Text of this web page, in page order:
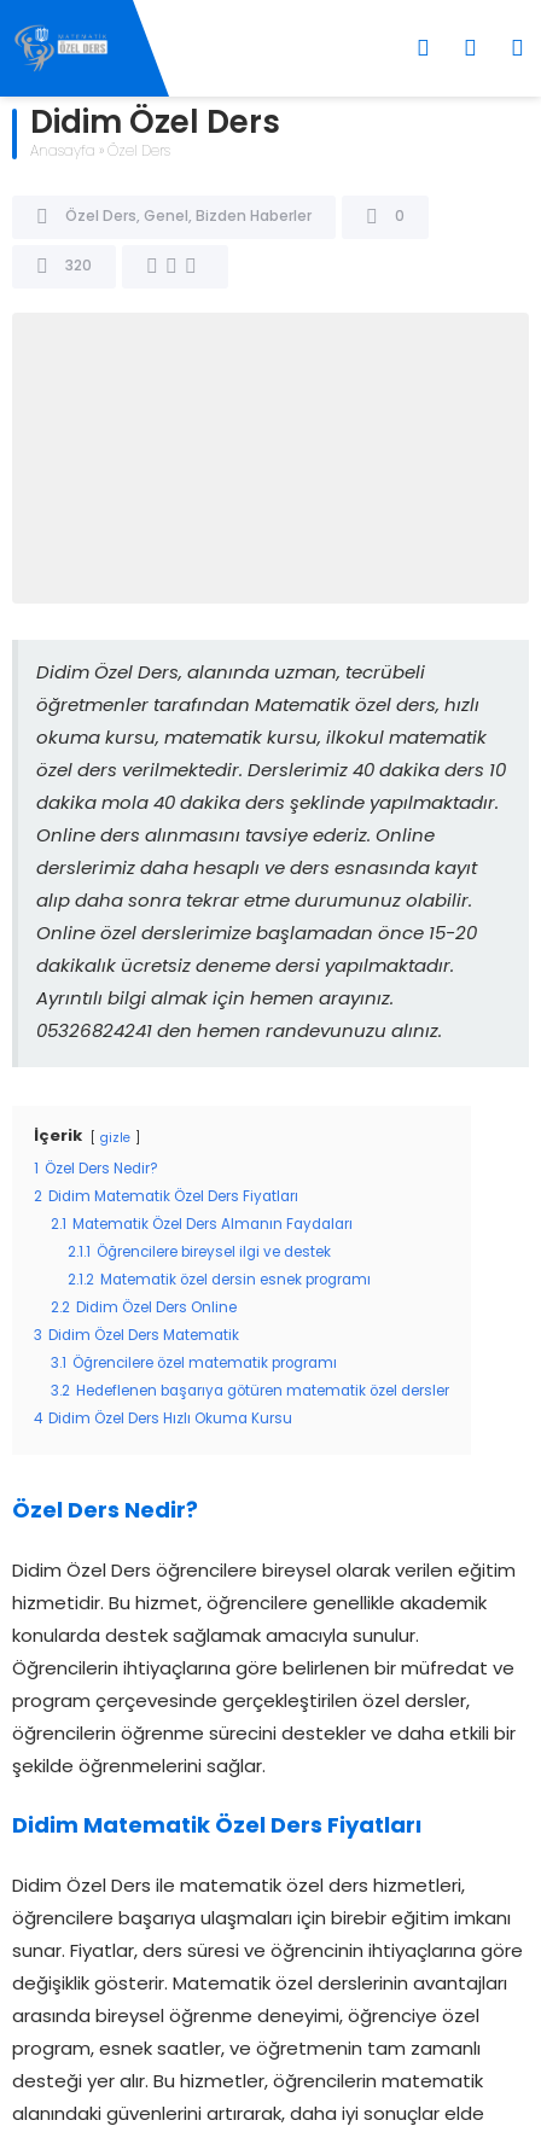
Didim Özel Ders
Anasayfa » Özel Ders
Özel Ders, Genel , Bizden Haberler 0
320
Didim Özel Ders, alanında uzman, tecrübeli
öğretmenler tarafından Matematik özel ders, hızlı
okuma kursu, matematik kursu, ilkokul matematik
özel ders verilmektedir. Derslerimiz 40 dakika ders 10
dakika mola 40 dakika ders şeklinde yapılmaktadır.
Online ders alınmasını tavsiye ederiz. Online
derslerimiz daha hesaplı ve ders esnasında kayıt
alıp daha sonra tekrar etme durumunuz olabilir.
Online özel derslerimize başlamadan önce 15-20
dakikalık ücretsiz deneme dersi yapılmaktadır.
Ayrıntılı bilgi almak için hemen arayınız.
05326824241 den hemen randevunuzu alınız.
İçerik gizle
Özel Ders Nedir?
2 Didim Matematik Özel Ders Fiyatları
2.1
Matematik Özel Ders Almanın Faydaları
2.1.1
Öğrencilere bireysel ilgi ve destek
2.1.2 Matematik özel dersin esnek programı
2.2 Didim Özel Ders Online
3
Didim Özel Ders Matematik
3.1
Öğrencilere özel matematik programı
3.2 Hedeflenen başarıya götüren matematik özel dersler
4 Didim Özel Ders Hızlı Okuma Kursu
Özel Ders Nedir?
Didim Özel Ders öğrencilere bireysel olarak verilen eğitim
hizmetidir. Bu hizmet, öğrencilere genellikle akademik
konularda destek sağlamak amacıyla sunulur.
Öğrencilerin ihtiyaçlarına göre belirlenen bir müfredat ve
program çerçevesinde gerçekleştirilen özel dersler,
öğrencilerin öğrenme sürecini destekler ve daha etkili bir
şekilde öğrenmelerini sağlar.
Didim Matematik Özel Ders Fiyatları
Didim Özel Ders ile matematik özel ders hizmetleri,
öğrencilere başarıya ulaşmaları için birebir eğitim imkanı
sunar. Fiyatlar, ders süresi ve öğrencinin ihtiyaçlarına göre
değişiklik gösterir. Matematik özel derslerinin avantajları
arasında bireysel öğrenme deneyimi, öğrenciye özel
program, esnek saatler, ve öğretmenin tam zamanlı
desteği yer alır. Bu hizmetler, öğrencilerin matematik
alanındaki güvenlerini artırarak, daha iyi sonuçlar elde